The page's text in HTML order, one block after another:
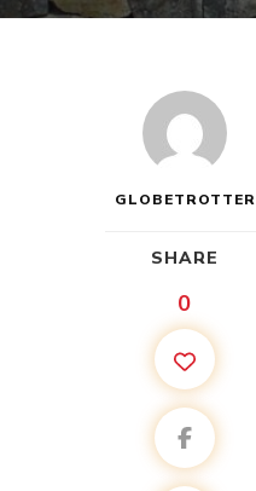
GLOBETROTTER
SHARE
0